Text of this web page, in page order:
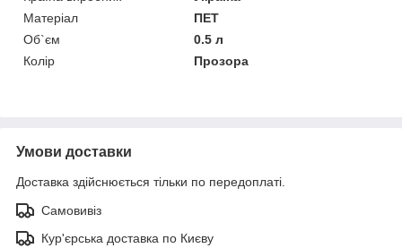
Матеріал
ПЕТ
Об`єм
0.5 л
Колір
Прозора
Умови доставки
Доставка здійснюється тільки по передоплаті.
Самовивіз
Кур'єрська доставка по Києву